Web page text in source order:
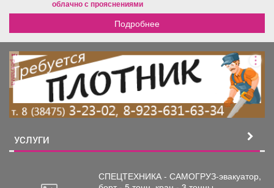
облачно с прояснениями
Подробнее
реклама
УСЛУГИ
СПЕЦТЕХНИКА - САМОГРУЗ-эвакуатор,